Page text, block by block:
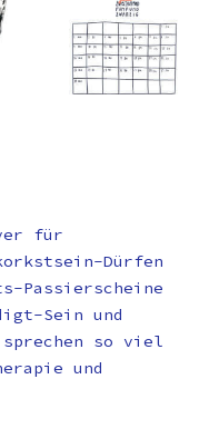
für
Dürfen
Passierscheine
Sein und
so viel
und